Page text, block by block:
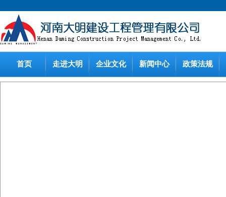
首页 走进大明 企业文化 新闻中心 政策法规